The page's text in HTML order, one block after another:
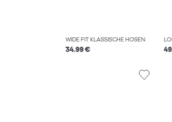
WIDE FIT KLASSISCHE HOSEN
34.99 €